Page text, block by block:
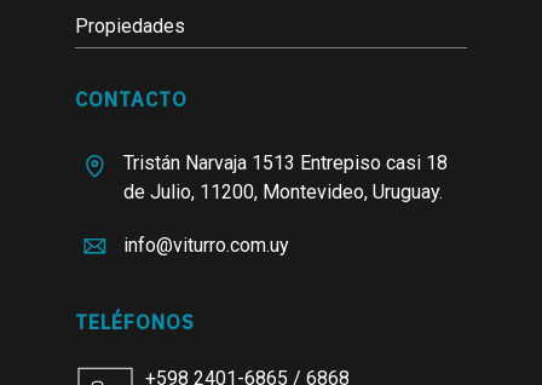
Propiedades
CONTACTO
Tristán Narvaja 1513 Entrepiso casi 18
de Julio, 11200, Montevideo, Uruguay.
info@viturro.com.uy
TELÉFONOS
+598 2401-6865 / 6868